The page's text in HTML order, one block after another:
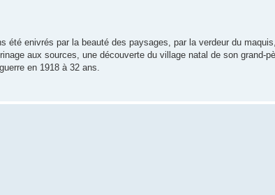
été enivrés par la beauté des paysages, par la verdeur du
aux sources, une découverte du village natal de son grand-
en 1918 à 32 ans.